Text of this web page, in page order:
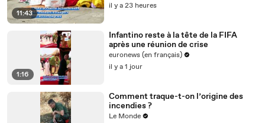
11:43
il y a 23 heures
1:16
Infantino reste à la tête de la FIFA
après une réunion de crise
euronews (en français)
il y a 1 jour
Comment traque-t-on l’origine des
incendies ?
Le Monde